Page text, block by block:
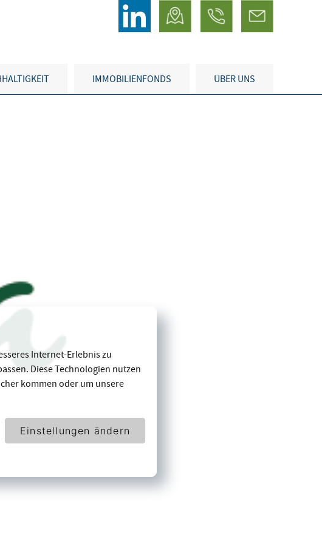
Internet-Erlebnis zu
Diese Technologien nutzen
kommen oder um unsere
Einstellungen ändern
IMMOBILIENFONDS ÜBER UNS